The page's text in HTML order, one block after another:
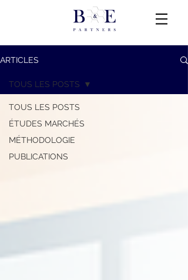
ARTICLES
TOUS LES POSTS
ÉTUDES MARCHÉS
MÉTHODOLOGIE
PUBLICATIONS
TOUS LES POSTS